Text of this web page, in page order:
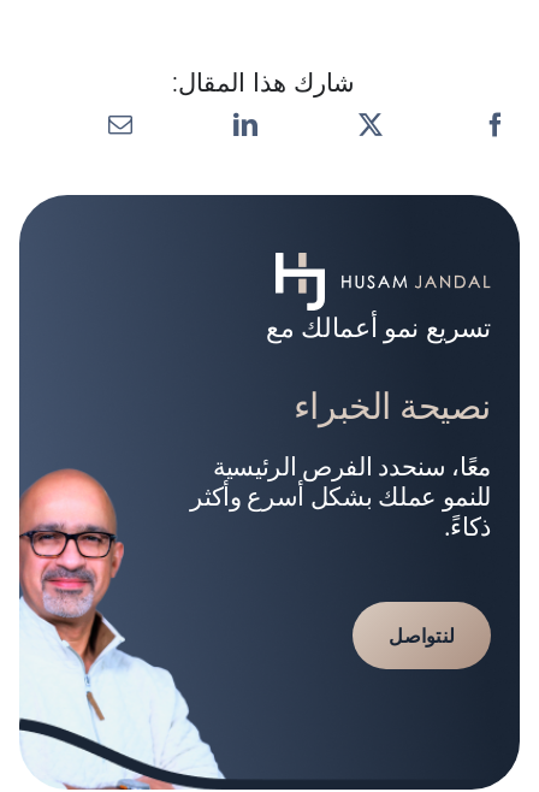
شارك هذا المقال:
تسريع نمو أعمالك مع
نصيحة الخبراء
معًا، سنحدد الفرص الرئيسية
للنمو عملك بشكل أسرع وأكثر
ذكاءً.
لنتواصل